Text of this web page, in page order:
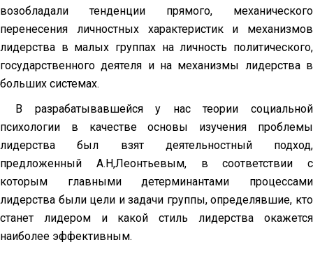
возобладали тенденции прямого, механического
перенесения личностных характеристик и механизмов
лидерства в малых группах на личность политического,
государственного деятеля и на механизмы лидерства в
больших системах.
В разрабатывавшейся у нас теории социальной
психологии в качестве основы изучения проблемы
лидерства был взят деятельностный подход,
предложенный А.Н,Леонтьевым, в соответствии с
которым главными детер­минантами процессами
лидерства были цели и задачи группы, определяв­шие, кто
станет лидером и какой стиль лидерства окажется
наиболее эф­фективным.